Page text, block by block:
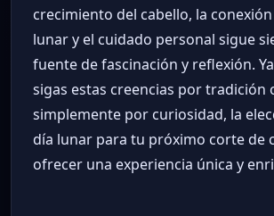
crecimiento del cabello, la
lunar y el cuidado personal sigue
fuente de fascinación y reflexión.
sigas estas creencias por tradición
simplemente por curiosidad, la
día lunar para tu próximo corte de
ofrecer una experiencia única y